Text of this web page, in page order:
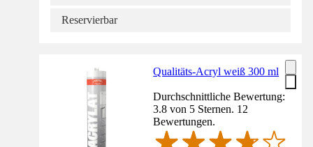
Reservierbar
Qualitäts-Acryl weiß 300 ml
Durchschnittliche Bewertung:
3.8 von 5 Sternen. 12
Bewertungen.